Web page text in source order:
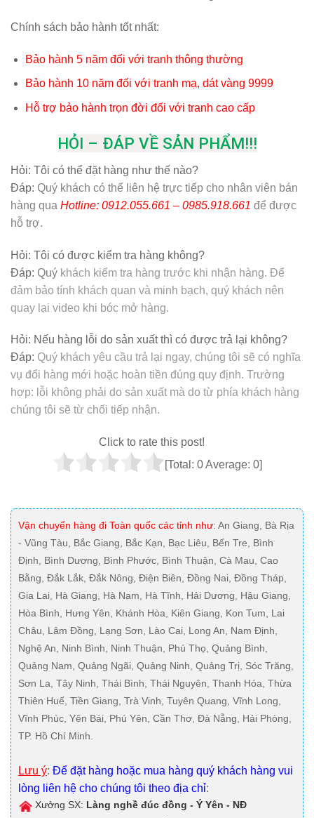
Chính sách bảo hành tốt nhất:
Bảo hành 5 năm đối với tranh thông thường
Bảo hành 10 năm đối với tranh mạ, dát vàng 9999
Hỗ trợ bảo hành trọn đời đối với tranh cao cấp
HỎI – ĐÁP VỀ SẢN PHẨM!!!
Hỏi: Tôi có thể đặt hàng như thế nào?
Đáp: Quý khách có thể liên hệ trực tiếp cho nhân viên bán
hàng qua Hotline: 0912.055.661 – 0985.918.661 để được
hỗ trợ.
Hỏi: Tôi có được kiểm tra hàng không?
Đáp: Quý khách kiểm tra hàng trước khi nhận hàng. Để
đảm bảo tính khách quan và minh bạch, quý khách nên
quay lại video khi bóc mở hàng.
Hỏi: Nếu hàng lỗi do sản xuất thì có được trả lại không?
Đáp: Quý khách yêu cầu trả lại ngay, chúng tôi sẽ có nghĩa
vụ đổi hàng mới hoặc hoàn tiền đúng quy định. Trường
hợp: lỗi không phải do sản xuất mà do từ phía khách hàng
chúng tôi sẽ từ chối tiếp nhận.
Click to rate this post!
[Total: 0Average: 0]
Vận chuyển hàng đi Toàn quốc các tỉnh như: An Giang, Bà Rịa
- Vũng Tàu, Bắc Giang, Bắc Kạn, Bạc Liêu, Bến Tre, Bình
Định, Bình Dương, Bình Phước, Bình Thuận, Cà Mau, Cao
Bằng, Đắk Lắk, Đắk Nông, Điện Biên, Đồng Nai, Đồng Tháp,
Gia Lai, Hà Giang, Hà Nam, Hà Tĩnh, Hải Dương, Hậu Giang,
Hòa Bình, Hưng Yên, Khánh Hòa, Kiên Giang, Kon Tum, Lai
Châu, Lâm Đồng, Lạng Sơn, Lào Cai, Long An, Nam Định,
Nghệ An, Ninh Bình, Ninh Thuận, Phú Thọ, Quảng Bình,
Quảng Nam, Quảng Ngãi, Quảng Ninh, Quảng Trị, Sóc Trăng,
Sơn La, Tây Ninh, Thái Bình, Thái Nguyên, Thanh Hóa, Thừa
Thiên Huế, Tiền Giang, Trà Vinh, Tuyên Quang, Vĩnh Long,
Vĩnh Phúc, Yên Bái, Phú Yên, Cần Thơ, Đà Nẵng, Hải Phòng,
TP. Hồ Chí Minh.
Lưu ý: Để đặt hàng hoặc mua hàng quý khách hàng vui
lòng liên hệ cho chúng tôi theo địa chỉ:
Xưởng SX: Làng nghề đúc đồng - Ý Yên - NĐ